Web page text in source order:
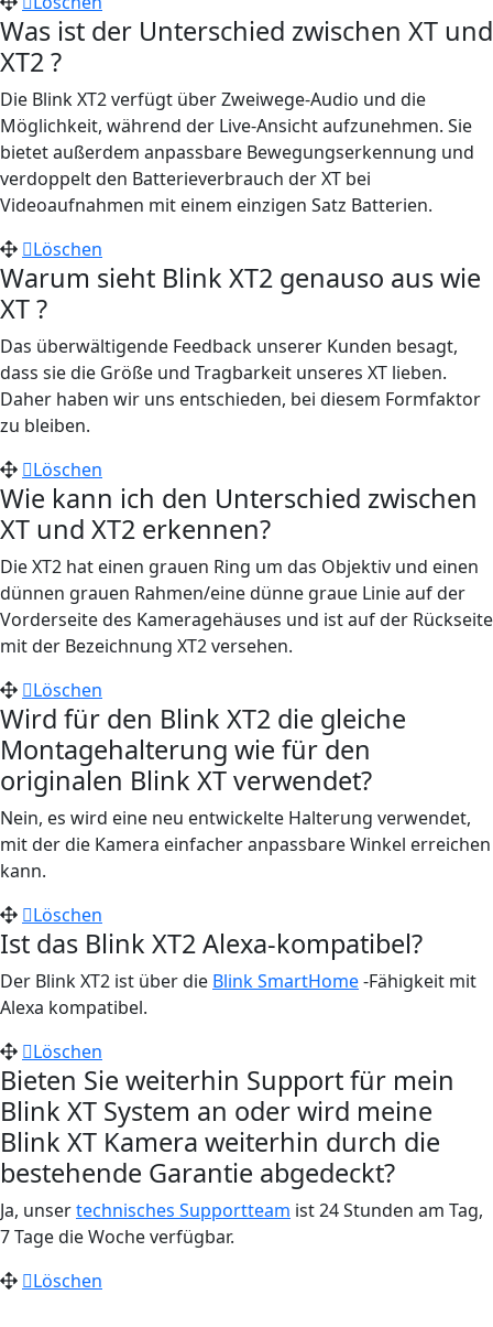
Was ist der Unterschied zwischen XT und
XT2 ?
Die Blink XT2 verfügt über Zweiwege-Audio und die
Möglichkeit, während der Live-Ansicht aufzunehmen. Sie
bietet außerdem anpassbare Bewegungserkennung und
verdoppelt den Batterieverbrauch der XT bei
Videoaufnahmen mit einem einzigen Satz Batterien.
Löschen
Warum sieht Blink XT2 genauso aus wie
XT ?
Das überwältigende Feedback unserer Kunden besagt,
dass sie die Größe und Tragbarkeit unseres XT lieben.
Daher haben wir uns entschieden, bei diesem Formfaktor
zu bleiben.
Löschen
Wie kann ich den Unterschied zwischen
XT und XT2 erkennen?
Die XT2 hat einen grauen Ring um das Objektiv und einen
dünnen grauen Rahmen/eine dünne graue Linie auf der
Vorderseite des Kameragehäuses und ist auf der Rückseite
mit der Bezeichnung XT2 versehen.
Löschen
Wird für den Blink XT2 die gleiche
Montagehalterung wie für den
originalen Blink XT verwendet?
Nein, es wird eine neu entwickelte Halterung verwendet,
mit der die Kamera einfacher anpassbare Winkel erreichen
kann.
Löschen
Ist das Blink XT2 Alexa-kompatibel?
Der Blink XT2 ist über die Blink SmartHome-Fähigkeit mit
Alexa kompatibel.
Löschen
Bieten Sie weiterhin Support für mein
Blink XT System an oder wird meine
Blink XT Kamera weiterhin durch die
bestehende Garantie abgedeckt?
Ja, unsertechnisches Supportteam ist 24 Stunden am Tag,
7 Tage die Woche verfügbar.
Löschen